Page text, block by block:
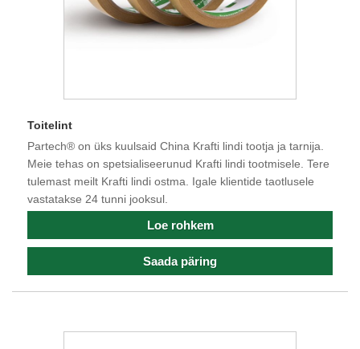
Toitelint
Partech® on üks kuulsaid China Krafti lindi tootja ja tarnija.
Meie tehas on spetsialiseerunud Krafti lindi tootmisele. Tere
tulemast meilt Krafti lindi ostma. Igale klientide taotlusele
vastatakse 24 tunni jooksul.
Loe rohkem
Saada päring